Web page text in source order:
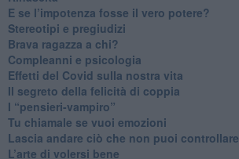
​E se l’impotenza fosse il vero potere?
Stereotipi e pregiudizi
​Brava ragazza a chi?
​Compleanni e psicologia
Effetti del Covid sulla nostra vita
Il segreto della felicità di coppia
​I “pensieri-vampiro”
​Tu chiamale se vuoi emozioni
​Lascia andare ciò che non puoi controllare
L’arte di volersi bene